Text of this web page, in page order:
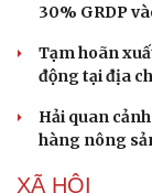
30% GRDP
Tạm hoãn
động tại địa
Hải quan
hàng nông
XÃ HỘI